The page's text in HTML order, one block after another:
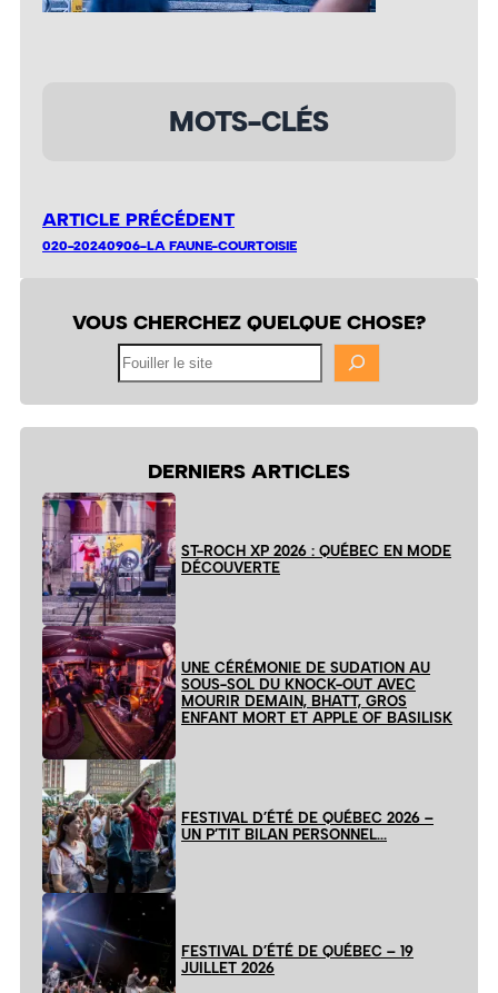
MOTS-CLÉS
ARTICLE PRÉCÉDENT
020-20240906-LA FAUNE-COURTOISIE
VOUS CHERCHEZ QUELQUE CHOSE?
DERNIERS ARTICLES
ST-ROCH XP 2026 : QUÉBEC EN MODE
DÉCOUVERTE
UNE CÉRÉMONIE DE SUDATION AU
SOUS-SOL DU KNOCK-OUT AVEC
MOURIR DEMAIN, BHATT, GROS
ENFANT MORT ET APPLE OF BASILISK
FESTIVAL D’ÉTÉ DE QUÉBEC 2026 –
UN P’TIT BILAN PERSONNEL…
FESTIVAL D’ÉTÉ DE QUÉBEC – 19
JUILLET 2026